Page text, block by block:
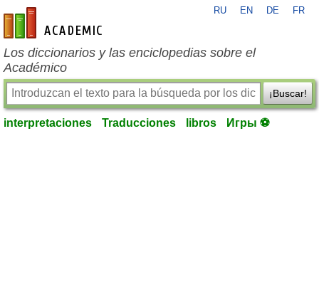
es-academic.com
RU EN DE FR
Los diccionarios y las enciclopedias sobre el
Académico
¡Buscar!
interpretaciones Traducciones libros Игры ⚽